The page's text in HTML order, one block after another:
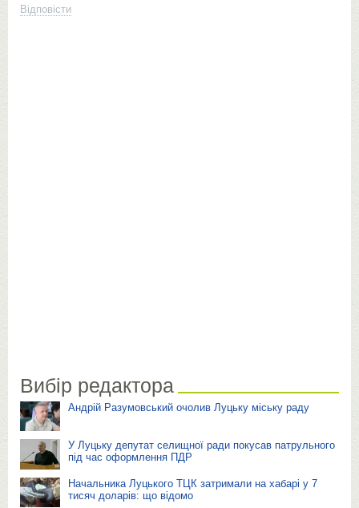
Відповісти
Вибір редактора
Андрій Разумовський очолив Луцьку міську раду
У Луцьку депутат селищної ради покусав патрульного
під час оформлення ПДР
Начальника Луцького ТЦК затримали на хабарі у 7
тисяч доларів: що відомо